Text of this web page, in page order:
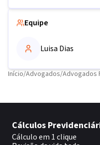
Equipe
Luisa Dias
Início/Advogados/Advogados
Cálculos
Cálculo em 1 clique